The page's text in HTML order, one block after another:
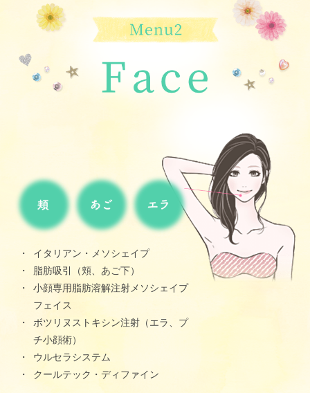
イタリアン・メソシェイプ
脂肪吸引（頬、あご下）
小顔専用脂肪溶解注射メソシェイプ
フェイス
ボツリヌストキシン注射（エラ、プ
チ小顔術）
ウルセラシステム
クールテック・ディファイン